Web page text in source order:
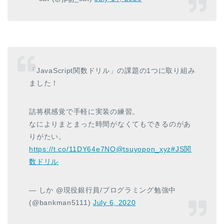
「JavaScript関数ドリル」の課題の1つに取り組み
ました！
詰将棋感覚で手軽に実装の練習。
なによりまとまった時間がなくてもできるのがあ
りがたい。
https://t.co/11DY64e7NO@tsuyopon_xyz#JS関
数ドリル
— しか @現役銀行員/プログラミング勉強中
(@bankman5111) July 6, 2020